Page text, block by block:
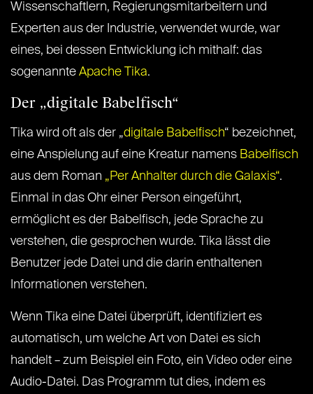
Wissenschaftlern, Regierungsmitarbeitern und
Experten aus der Industrie, verwendet wurde, war
eines, bei dessen Entwicklung ich mithalf: das
sogenannte Apache Tika.
Der „digitale Babelfisch“
Tika wird oft als der „digitale Babelfisch“ bezeichnet,
eine Anspielung auf eine Kreatur namens Babelfisch
aus dem Roman „Per Anhalter durch die Galaxis“.
Einmal in das Ohr einer Person eingeführt,
ermöglicht es der Babelfisch, jede Sprache zu
verstehen, die gesprochen wurde. Tika lässt die
Benutzer jede Datei und die darin enthaltenen
Informationen verstehen.
Wenn Tika eine Datei überprüft, identifiziert es
automatisch, um welche Art von Datei es sich
handelt – zum Beispiel ein Foto, ein Video oder eine
Audio-Datei. Das Programm tut dies, indem es